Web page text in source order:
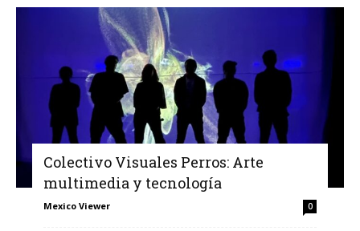
Colectivo Visuales Perros: Arte
multimedia y tecnología
Mexico Viewer 0